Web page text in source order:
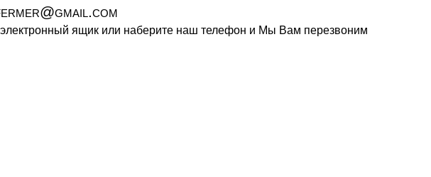
ящик или наберите наш телефон и Мы Вам перезвоним